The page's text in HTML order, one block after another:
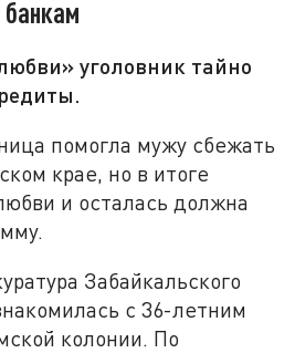
уголовник тайно
помогла мужу сбежать
крае, но в итоге
и осталась должна
Забайкальского
с 36-летним
колонии. По